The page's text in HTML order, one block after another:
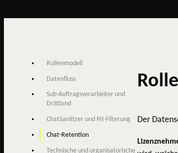
Rollenmodell
Datenfluss
Sub-Auftragsverarbeiter und
Drittland
ChatSanitizer und PII-Filterung
Chat-Retention
Technische und organisatorische
Der